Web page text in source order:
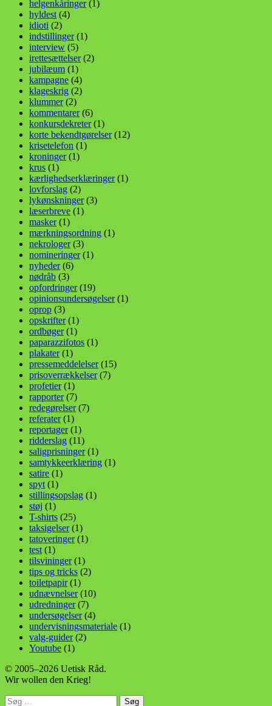
helgenkåringer(1)
hyldest (4)
idioti (2)
indstillinger(1)
interview (5)
irettesættelser(2)
jubilæum (1)
kampagne (4)
klageskrig (2)
klummer(2)
kommentarer(6)
konkursdekreter(1)
korte bekendtgørelser(12)
krisetelefon (1)
kroninger(1)
krus (1)
kærlighedserklæringer(1)
lovforslag (2)
lykønskninger(3)
læserbreve (1)
masker(1)
mærkningsordning (1)
nekrologer(3)
nomineringer(1)
nyheder(6)
nødråb (3)
opfordringer(19)
opinionsundersøgelser(1)
oprop (3)
opskrifter(1)
ordbøger(1)
paparazzifotos (1)
plakater(1)
pressemeddelelser(15)
prisoverrækkelser(7)
profetier(1)
rapporter(7)
redegørelser(7)
referater(1)
reportager(1)
ridderslag (11)
saligprisninger(1)
samtykkeerklæring (1)
satire (1)
spyt (1)
stillingsopslag (1)
støj (1)
T-shirts (25)
taksigelser(1)
tatoveringer(1)
test (1)
tilsvininger(1)
tips og tricks (2)
toiletpapir(1)
udnævnelser(10)
udredninger(7)
undersøgelser(4)
undervisningsmateriale (1)
valg-guider(2)
Youtube (1)
© 2005–2026 Uetisk Råd.
Wir wollen den Krieg!
Søg